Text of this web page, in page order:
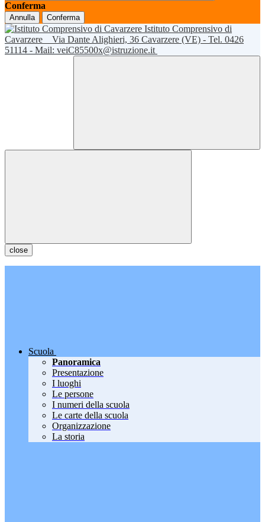
Conferma
Annulla Conferma
Istituto Comprensivo di
Cavarzere
Via Dante Alighieri, 36 Cavarzere (VE) - Tel. 0426
51114 - Mail: veiC85500x@istruzione.it
close
Scuola
Panoramica
Presentazione
I luoghi
Le persone
I numeri della scuola
Le carte della scuola
Organizzazione
La storia